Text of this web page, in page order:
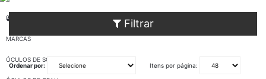
MARCAS
ÓCULOS DE SOL
Filtrar
Ordenar por: Itens por página: